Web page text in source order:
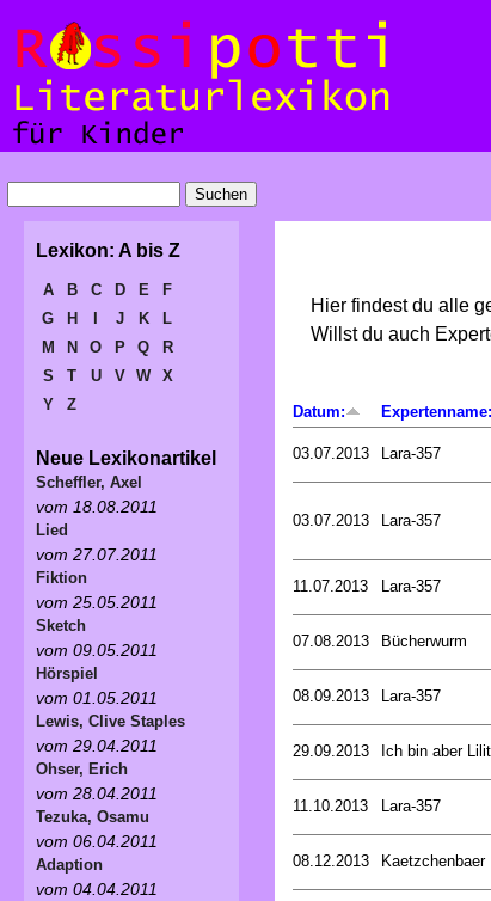
Hier findest du alle
Willst du auch
Datum: Expertenname:
03.07.2013 Lara-357
03.07.2013 Lara-357
11.07.2013 Lara-357
07.08.2013 Bücherwurm
08.09.2013 Lara-357
29.09.2013 Ich bin aber
11.10.2013 Lara-357
08.12.2013 Kaetzchenbaer
Lexikon: A bis Z
A B C D E
F
G
H J K
L
M
N O P Q
R
S
T U V W
X
Y
Z
Neue Lexikonartikel
Scheffler, Axel
vom 18.08.2011
Lied
vom 27.07.2011
Fiktion
vom 25.05.2011
Sketch
vom 09.05.2011
Hörspiel
vom 01.05.2011
Lewis, Clive Staples
vom 29.04.2011
Ohser, Erich
vom 28.04.2011
Tezuka, Osamu
vom 06.04.2011
Adaption
vom 04.04.2011